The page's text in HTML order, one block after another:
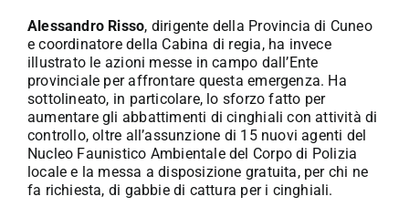
Alessandro Risso, dirigente della Provincia di Cuneo
e coordinatore della Cabina di regia, ha invece
illustrato le azioni messe in campo dall’Ente
provinciale per affrontare questa emergenza. Ha
sottolineato, in particolare, lo sforzo fatto per
aumentare gli abbattimenti di cinghiali con attività di
controllo, oltre all’assunzione di 15 nuovi agenti del
Nucleo Faunistico Ambientale del Corpo di Polizia
locale e la messa a disposizione gratuita, per chi ne
fa richiesta, di gabbie di cattura per i cinghiali.